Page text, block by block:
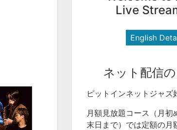
Live
English
ネット配信
ピットインネットジャズ
月額見放題コース（月初
末日まで）では定額の月